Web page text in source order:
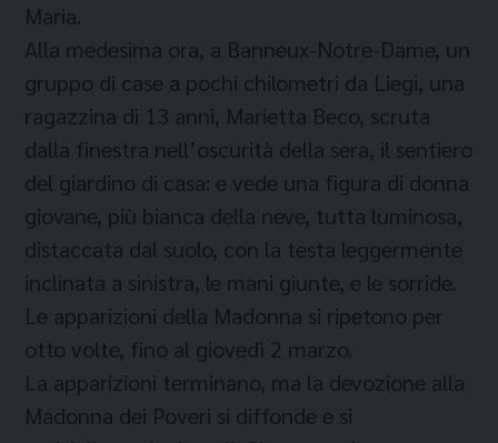
Maria.
Alla medesima ora, a Banneux-Notre-Dame, un
gruppo di case a pochi chilometri da Liegi, una
ragazzina di 13 anni, Marietta Beco, scruta
dalla finestra nell’oscurità della sera, il sentiero
del giardino di casa: e vede una figura di donna
giovane, più bianca della neve, tutta luminosa,
distaccata dal suolo, con la testa leggermente
inclinata a sinistra, le mani giunte, e le sorride.
Le apparizioni della Madonna si ripetono per
otto volte, fino al giovedì 2 marzo.
La apparizioni terminano, ma la devozione alla
Madonna dei Poveri si diffonde e si